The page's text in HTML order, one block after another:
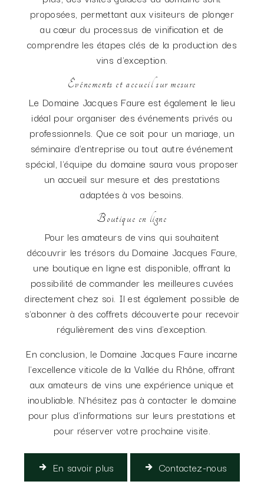
proposées, permettant aux visiteurs de plonger
au cœur du processus de vinification et de
comprendre les étapes clés de la production des
vins d'exception.
Événements et accueil sur mesure
Le Domaine Jacques Faure est également le lieu
idéal pour organiser des événements privés ou
professionnels. Que ce soit pour un mariage, un
séminaire d'entreprise ou tout autre événement
spécial, l'équipe du domaine saura vous proposer
un accueil sur mesure et des prestations
adaptées à vos besoins.
Boutique en ligne
Pour les amateurs de vins qui souhaitent
découvrir les trésors du Domaine Jacques Faure,
une boutique en ligne est disponible, offrant la
possibilité de commander les meilleures cuvées
directement chez soi. Il est également possible de
s'abonner à des coffrets découverte pour recevoir
régulièrement des vins d'exception.
En conclusion, le Domaine Jacques Faure incarne
l'excellence viticole de la Vallée du Rhône, offrant
aux amateurs de vins une expérience unique et
inoubliable. N'hésitez pas à contacter le domaine
pour plus d'informations sur leurs prestations et
pour réserver votre prochaine visite.
En savoir plus Contactez-nous